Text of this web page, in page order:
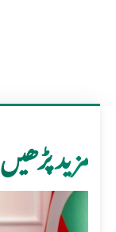
مزید پڑھیں